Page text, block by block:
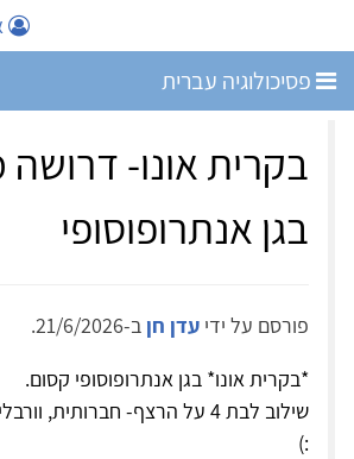
פסיכולוגיה עברית
בקרית אונו-
בגן אנתרופוסופי
פורסם על ידי עדן חן ב-21/6/2026.
*בקרית אונו* בגן אנתרופוסופי קסום.
שילוב לבת 4 על הרצף- חברותית,
:)